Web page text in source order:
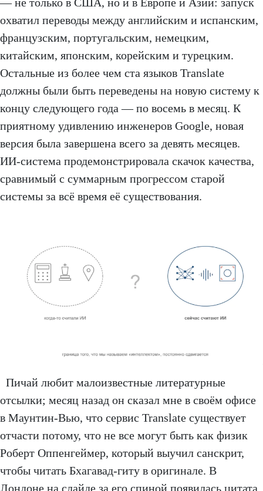
охватил переводы между английским и испанским,
французским, португальским, немецким,
китайским, японским, корейским и турецким.
Остальные из более чем ста языков Translate
должны были быть переведены на новую систему к
концу следующего года — по восемь в месяц. К
приятному удивлению инженеров Google, новая
версия была завершена всего за девять месяцев.
ИИ-система продемонстрировала скачок качества,
сравнимый с суммарным прогрессом старой
системы за всё время её существования.
Пичай любит малоизвестные литературные
отсылки; месяц назад он сказал мне в своём офисе
в Маунтин-Вью, что сервис Translate существует
отчасти потому, что не все могут быть как физик
Роберт Оппенгеймер, который выучил санскрит,
чтобы читать Бхагавад-гиту в оригинале. В
Лондоне на слайде за его спиной появилась цитата